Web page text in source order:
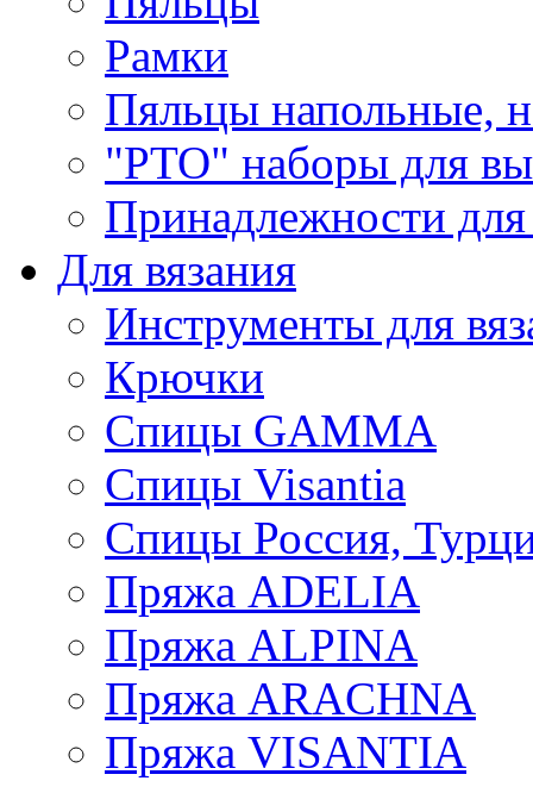
Рамки
Пяльцы напольные,
"РТО" наборы для
Принадлежности
Для вязания
Инструменты для
Крючки
Спицы GAMMA
Спицы Visantia
Спицы Россия,
Пряжа ADELIA
Пряжа ALPINA
Пряжа ARACHNA
Пряжа VISANTIA